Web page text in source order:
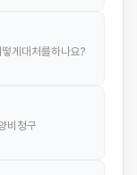
게대처를하나요?
비청구